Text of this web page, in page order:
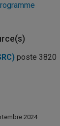
poste 3820
2024